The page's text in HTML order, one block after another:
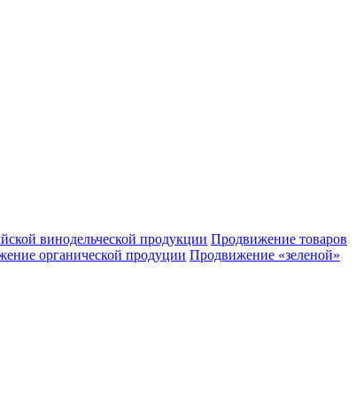
винодельческой продукции Продвижение товаров
органической продуции Продвижение «зеленой»